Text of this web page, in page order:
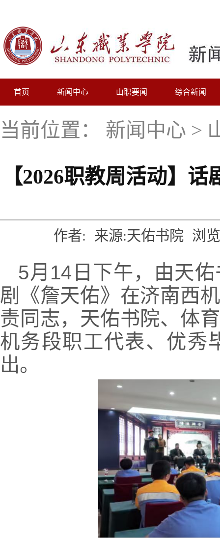
首页 新闻中心 山职要闻 综合新闻
当前位置： 新闻中心 >
【2026职教周活动】
作者: 来源:天佑书院 浏
5月14日下午，由天
剧《詹天佑》在济南西
责同志，天佑书院、体
机务段职工代表、优秀
出。